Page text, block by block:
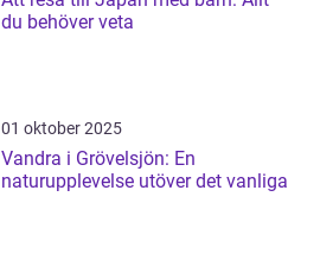
du behöver veta
01 oktober 2025
Vandra i Grövelsjön: En
naturupplevelse utöver det vanliga